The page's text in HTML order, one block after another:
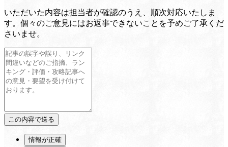
いただいた内容は担当者が確認のうえ、順次対応いたしま
す。個々のご意見にはお返事できないことを予めご了承くだ
さいませ。
情報が正確